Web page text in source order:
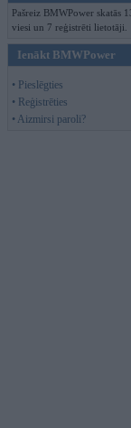
Pašreiz BMWPower skatās
viesi un 7 reģistrēti lietotāji.
Ienākt BMWPower
• Pieslēgties
• Reģistrēties
• Aizmirsi paroli?